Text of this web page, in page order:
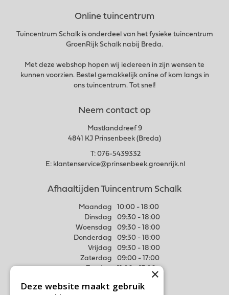
Online tuincentrum
Tuincentrum Schalk is onderdeel van het fysieke tuincentrum
GroenRijk Schalk nabij Breda.
Met deze webshop hopen wij iedereen in zijn wensen te
kunnen voorzien. Bestel gemakkelijk online of kom langs in
ons tuincentrum. Tot snel!
Neem contact op
Mastlanddreef 9
4841 KJ Prinsenbeek (Breda)
T: 076-5439332
E: klantenservice@prinsenbeek.groenrijk.nl
Afhaaltijden Tuincentrum Schalk
Maandag
10:00 - 18:00
Dinsdag
09:30 - 18:00
Woensdag
09:30 - 18:00
Donderdag
09:30 - 18:00
Vrijdag
09:30 - 18:00
Zaterdag
09:00 - 17:00
×
Deze website maakt gebruik